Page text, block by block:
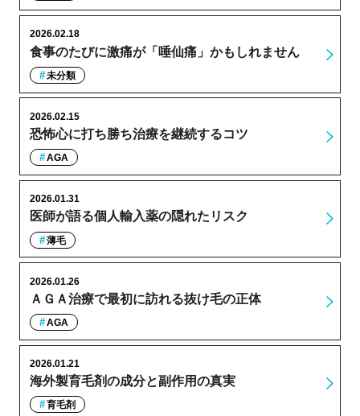
食事のたびに激痛が「唾仙痛」かもしれません
2026.02.18
未分類
恐怖心に打ち勝ち治療を継続するコツ
2026.02.15
AGA
医師が語る個人輸入薬の隠れたリスク
2026.01.31
薄毛
ＡＧＡ治療で最初に訪れる抜け毛の正体
2026.01.26
AGA
海外製育毛剤の成分と副作用の真実
2026.01.21
育毛剤